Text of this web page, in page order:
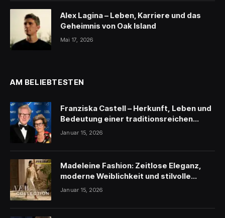
Alex Lagina – Leben, Karriere und das
Geheimnis von Oak Island
Mai 17, 2026
AM BELIEBTESTEN
Franziska Castell – Herkunft, Leben und
Bedeutung einer traditionsreichen
Persönlichkeit
Januar 15, 2026
Madeleine Fashion: Zeitlose Eleganz,
moderne Weiblichkeit und stilvolle
Inspiration
Januar 15, 2026